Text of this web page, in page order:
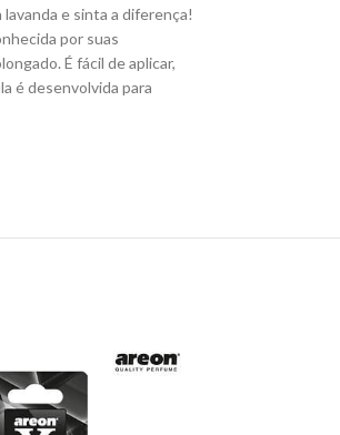
e sinta a diferença!
por suas
É fácil de aplicar,
é desenvolvida para